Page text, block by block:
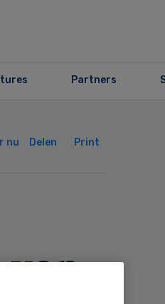
Partners
nu Delen Print